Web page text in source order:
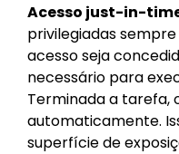
Acesso just-in-
privilegiadas
acesso seja
necessário para
Terminada a tarefa,
automaticamente.
superfície de